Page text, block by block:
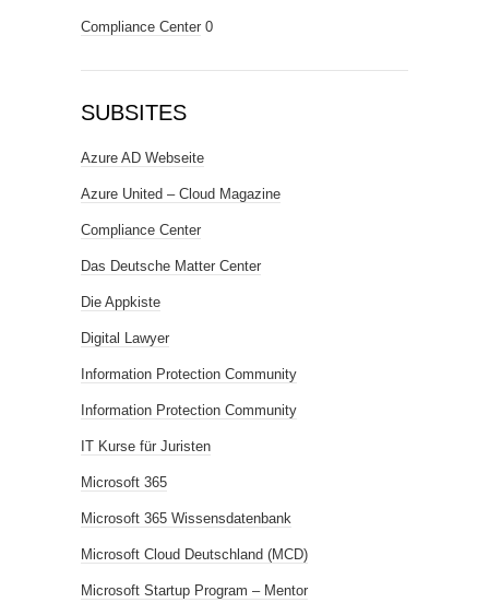
Compliance Center 0
SUBSITES
Azure AD Webseite
Azure United – Cloud Magazine
Compliance Center
Das Deutsche Matter Center
Die Appkiste
Digital Lawyer
Information Protection Community
Information Protection Community
IT Kurse für Juristen
Microsoft 365
Microsoft 365 Wissensdatenbank
Microsoft Cloud Deutschland (MCD)
Microsoft Startup Program – Mentor